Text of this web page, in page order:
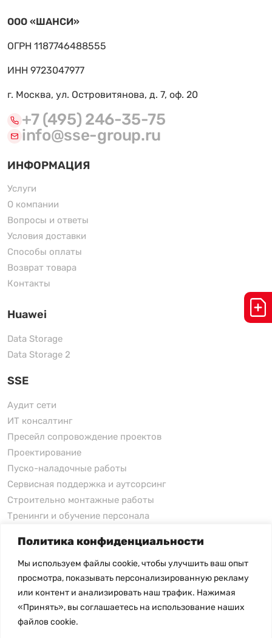
Политика конфиденциальности
Мы используем файлы cookie, чтобы улучшить ваш опыт
просмотра, показывать персонализированную рекламу
или контент и анализировать наш трафик. Нажимая
«Принять», вы соглашаетесь на использование наших
файлов cookie.
ООО «ШАНСИ»
ОГРН 1187746488555
ИНН 9723047977
г. Москва, ул. Островитянова, д. 7, оф. 20
+7 (495) 246-35-75
info@sse-group.ru
ИНФОРМАЦИЯ
Услуги
О компании
Вопросы и ответы
Условия доставки
Способы оплаты
Возврат товара
Контакты
Huawei
Data Storage
Data Storage 2
SSE
Аудит сети
ИТ консалтинг
Пресейл сопровождение проектов
Проектирование
Пуско-наладочные работы
Сервисная поддержка и аутсорсинг
Строительно монтажные работы
Тренинги и обучение персонала
xFusion
xFusion
xFusion AI Solution
Цены на товары не являются публичной офертой и